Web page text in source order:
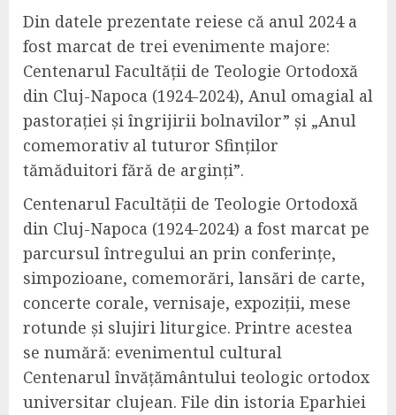
Din datele prezentate reiese că anul 2024 a
fost marcat de trei evenimente majore:
Centenarul Facultății de Teologie Ortodoxă
din Cluj-Napoca (1924-2024), Anul omagial al
pastorației și îngrijirii bolnavilor” și „Anul
comemorativ al tuturor Sfinților
tămăduitori fără de arginți”.
Centenarul Facultății de Teologie Ortodoxă
din Cluj-Napoca (1924-2024) a fost marcat pe
parcursul întregului an prin conferințe,
simpozioane, comemorări, lansări de carte,
concerte corale, vernisaje, expoziții, mese
rotunde și slujiri liturgice. Printre acestea
se numără: evenimentul cultural
Centenarul învățământului teologic ortodox
universitar clujean. File din istoria Eparhiei